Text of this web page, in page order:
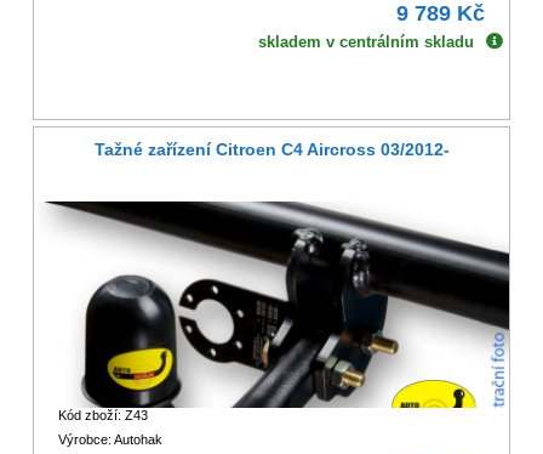
9 789 Kč
skladem v centrálním skladu
Tažné zařízení Citroen C4 Aircross 03/2012-
Kód zboží: Z43
Výrobce: Autohak